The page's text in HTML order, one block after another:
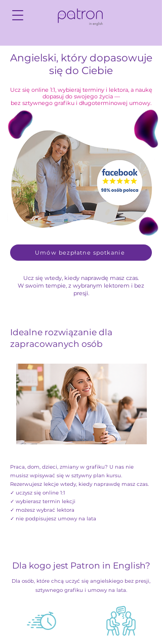
Angielski, który dopasowuje
się do Ciebie
Ucz się online 1:1, wybieraj terminy i lektora, a naukę
dopasuj do swojego życia —
bez sztywnego grafiku i długoterminowej umowy.
Umów bezpłatne spotkanie
Ucz się wtedy, kiedy naprawdę masz czas.
W swoim tempie, z wybranym lektorem i bez
presji.
Idealne rozwiązanie dla
zapracowanych osób
Praca, dom, dzieci, zmiany w grafiku? U nas nie
musisz wpisywać się w sztywny plan kursu.
Rezerwujesz lekcje wtedy, kiedy naprawdę masz czas.
✓ uczysz się online 1:1
✓ wybierasz termin lekcji
✓ możesz wybrać lektora
✓ nie podpisujesz umowy na lata
Dla kogo jest Patron in English?
Dla osób, które chcą uczyć się angielskiego bez presji,
sztywnego grafiku i umowy na lata.